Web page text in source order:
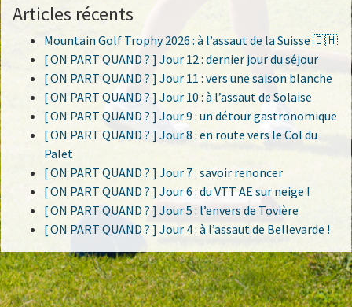
Articles récents
Mountain Golf Trophy 2026 : à l’assaut de la Suisse 🇨🇭
[ ON PART QUAND ? ] Jour 12 : dernier jour du séjour
[ ON PART QUAND ? ] Jour 11 : vers une saison blanche
[ ON PART QUAND ? ] Jour 10 : à l’assaut de Solaise
[ ON PART QUAND ? ] Jour 9 : un détour gastronomique
[ ON PART QUAND ? ] Jour 8 : en route vers le Col du
Palet
[ ON PART QUAND ? ] Jour 7 : savoir renoncer
[ ON PART QUAND ? ] Jour 6 : du VTT AE sur neige !
[ ON PART QUAND ? ] Jour 5 : l’envers de Tovière
[ ON PART QUAND ? ] Jour 4 : à l’assaut de Bellevarde !